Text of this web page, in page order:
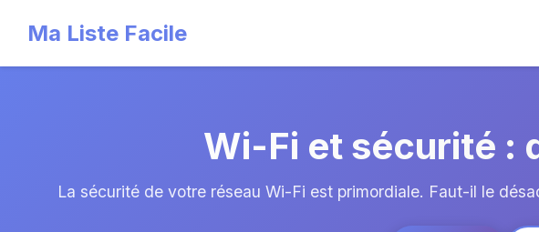
Ma Liste Facile
Wi-Fi et sécurité :
La sécurité de votre réseau Wi-Fi est primordiale. Faut-il le